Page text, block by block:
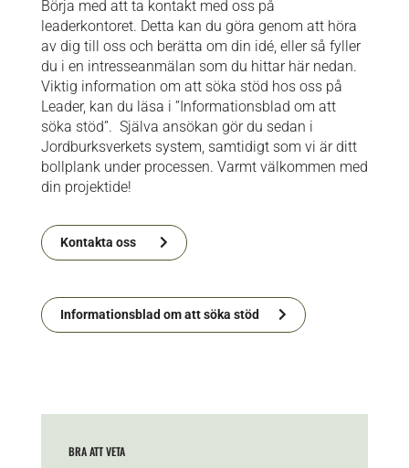
Börja med att ta kontakt med oss på
leaderkontoret. Detta kan du göra genom att höra
av dig till oss och berätta om din idé, eller så fyller
du i en intresseanmälan som du hittar här nedan.
Viktig information om att söka stöd hos oss på
Leader, kan du läsa i ”Informationsblad om att
söka stöd”. Själva ansökan gör du sedan i
Jordburksverkets system, samtidigt som vi är ditt
bollplank under processen. Varmt välkommen med
din projektide!
Kontakta oss
Informationsblad om att söka stöd
BRA ATT VETA